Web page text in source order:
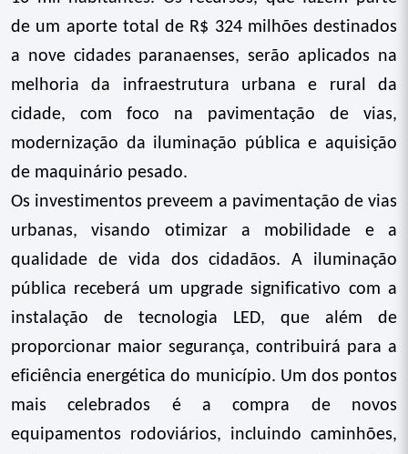
de um aporte total de R$ 324 milhões destinados
a nove cidades paranaenses, serão aplicados na
melhoria da infraestrutura urbana e rural da
cidade, com foco na pavimentação de vias,
modernização da iluminação pública e aquisição
de maquinário pesado.
Os investimentos preveem a pavimentação de vias
urbanas, visando otimizar a mobilidade e a
qualidade de vida dos cidadãos. A iluminação
pública receberá um upgrade significativo com a
instalação de tecnologia LED, que além de
proporcionar maior segurança, contribuirá para a
eficiência energética do município. Um dos pontos
mais celebrados é a compra de novos
equipamentos rodoviários, incluindo caminhões,